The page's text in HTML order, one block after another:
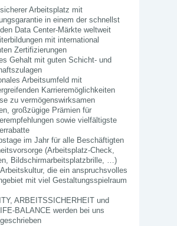
Arbeitsplatz mit
in einem der schnellst
Data Center-Märkte weltweit
mit international
Zertifizierungen
Gehalt mit guten Schicht- und
Arbeitsumfeld mit
Karrieremöglichkeiten
zu vermögenswirksamen
großzügige Prämien für
sowie vielfältigste
im Jahr für alle Beschäftigten
(Arbeitsplatz-Check,
Bildschirmarbeitsplatzbrille, …)
die ein anspruchsvolles
mit viel Gestaltungsspielraum
ARBEITSSICHERHEIT und
BALANCE werden bei uns